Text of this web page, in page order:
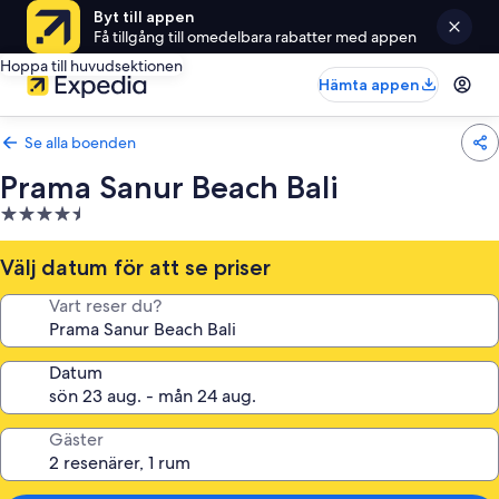
Byt till appen
Få tillgång till omedelbara rabatter med appen
Hoppa till huvudsektionen
Hämta appen
Se alla boenden
Prama Sanur Beach Bali
4.5-
stjärnigt
boende
Välj datum för att se priser
Vart reser du?
Datum
Gäster